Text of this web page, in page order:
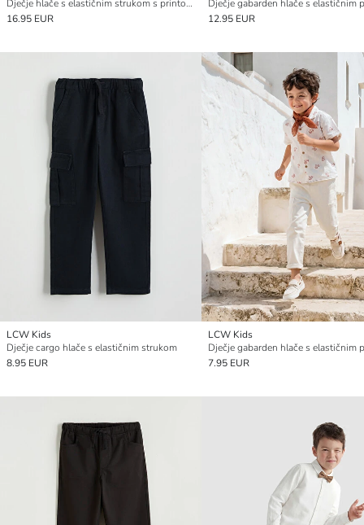
Dječje hlače s elastičnim strukom s printom Priča o igračkama
16.95 EUR
Dječje gabarden hlače s elastičnim
12.95 EUR
LCW Kids
Dječje cargo hlače s elastičnim strukom
8.95 EUR
LCW Kids
Dječje gabarden hlače s elastičnim
7.95 EUR